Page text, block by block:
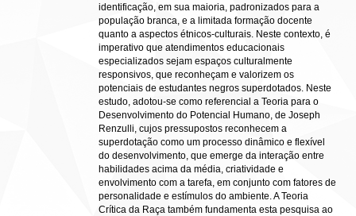
identificação, em sua maioria, padronizados para a
população branca, e a limitada formação docente
quanto a aspectos étnicos-culturais. Neste contexto, é
imperativo que atendimentos educacionais
especializados sejam espaços culturalmente
responsivos, que reconheçam e valorizem os
potenciais de estudantes negros superdotados. Neste
estudo, adotou-se como referencial a Teoria para o
Desenvolvimento do Potencial Humano, de Joseph
Renzulli, cujos pressupostos reconhecem a
superdotação como um processo dinâmico e flexível
do desenvolvimento, que emerge da interação entre
habilidades acima da média, criatividade e
envolvimento com a tarefa, em conjunto com fatores de
personalidade e estímulos do ambiente. A Teoria
Crítica da Raça também fundamenta esta pesquisa ao